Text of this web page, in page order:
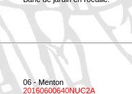
06 - Menton
20160600640NUC2A